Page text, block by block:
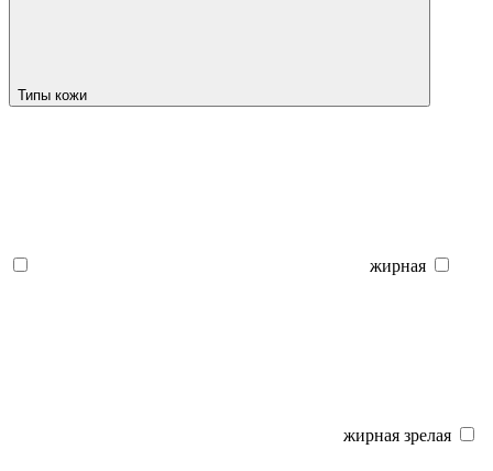
Типы кожи
жирная
жирная зрелая